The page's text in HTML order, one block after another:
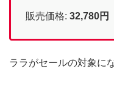
販売価格: 32,780円
ララがセールの対象に